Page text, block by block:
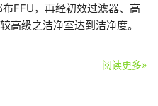
FFU，再经初效过滤器、高
高级之洁净室达到洁净度。
阅读更多»